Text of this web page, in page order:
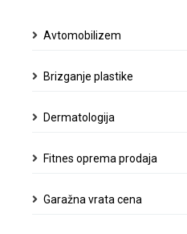
Avtomobilizem
Brizganje plastike
Dermatologija
Fitnes oprema prodaja
Garažna vrata cena